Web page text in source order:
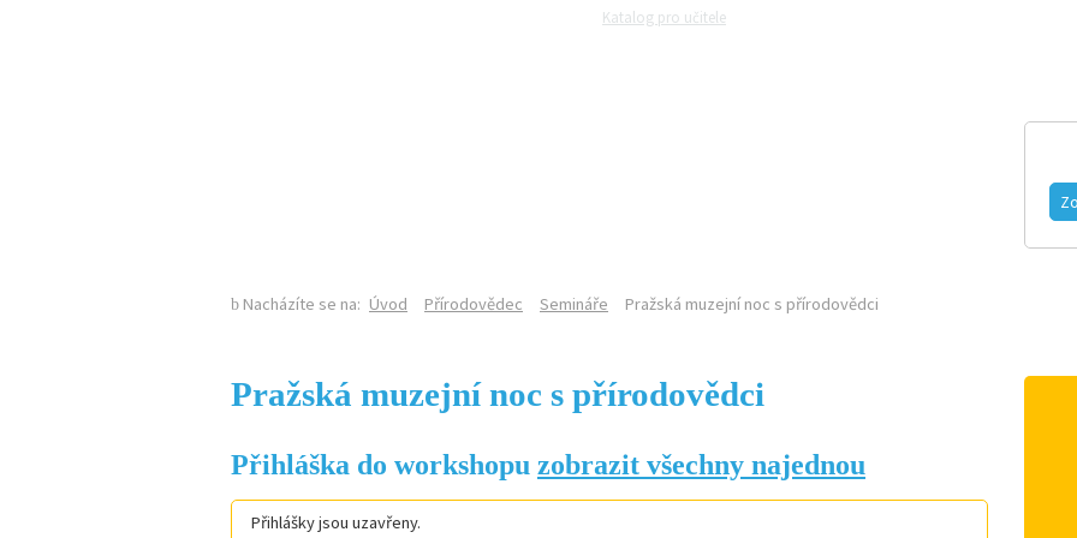
Katalog pro učitele
Nacházíte se na: Úvod Přírodovědec Semináře Pražská muzejní noc s přírodovědci
Pražská muzejní noc s přírodovědci
Přihláška do workshopu zobrazit všechny najednou
Přihlášky jsou uzavřeny.